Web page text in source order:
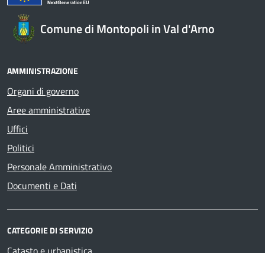
Comune di Montopoli in Val d'Arno
AMMINISTRAZIONE
Organi di governo
Aree amministrative
Uffici
Politici
Personale Amministrativo
Documenti e Dati
CATEGORIE DI SERVIZIO